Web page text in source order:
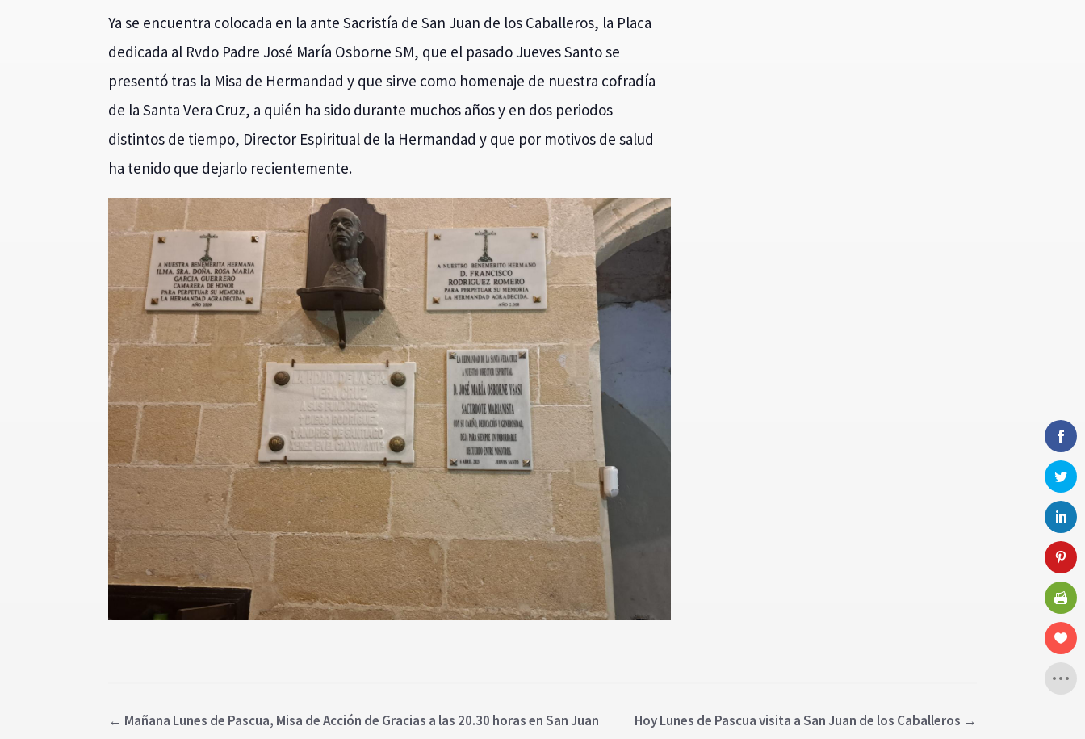
Ya se encuentra colocada en la ante Sacristía de San Juan de los Caballeros, la Placa
dedicada al Rvdo Padre José María Osborne SM, que el pasado Jueves Santo se
presentó tras la Misa de Hermandad y que sirve como homenaje de nuestra cofradía
de la Santa Vera Cruz, a quién ha sido durante muchos años y en dos periodos
distintos de tiempo, Director Espiritual de la Hermandad y que por motivos de salud
ha tenido que dejarlo recientemente.
← Mañana Lunes de Pascua, Misa de Acción de Gracias a las 20.30 horas en San Juan Hoy Lunes de Pascua visita a San Juan de los Caballeros →